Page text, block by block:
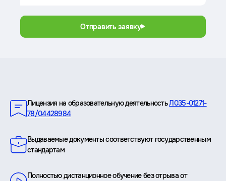
Отправить заявку
Лицензия на образовательную деятельностьЛ035-01271-
78/04428984
Выдаваемые документы соответствуют государственным
стандартам
Полностью дистанционное обучение без отрыва от